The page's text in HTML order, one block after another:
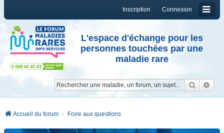
Connexion
Inscription
L'espace d'échange pour les
personnes touchées par une
maladie rare
Accueil du forum Foire aux questions